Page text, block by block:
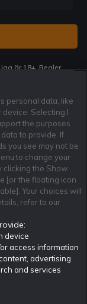
är 18+. Regler
nominerades
på spelbranschens egen
Här hittar du
och mest seriösa
avstängningar samt vårt
Cookie Policy
Användarvilkor
Integritetspolicy
Sportkalender
personal data, like
Selecting I
the purposes
to provide. If
you see may not be
to change your
clicking the Show
[or the floating icon
Your choices will
refer to our
device
access information
advertising
and services